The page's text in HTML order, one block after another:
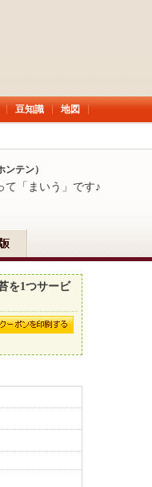
豆知識 地図
テン）
「まいう」です♪
を1つサービ